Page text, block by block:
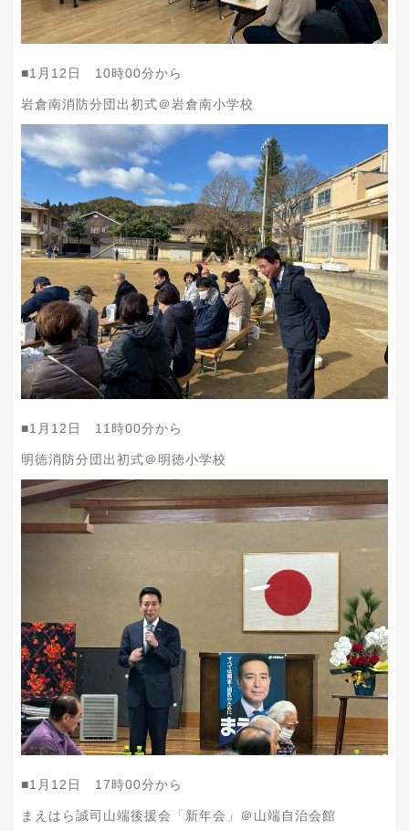
■1月12日 10時00分から
岩倉南消防分団出初式＠岩倉南小学校
■1月12日 11時00分から
明徳消防分団出初式＠明徳小学校
■1月12日 17時00分から
まえはら誠司山端後援会「新年会」＠山端自治会館